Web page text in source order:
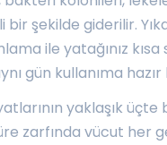
şekilde giderilir.
ile yatağınız kısa
gün kullanıma
yaklaşık
zarfında vücut her